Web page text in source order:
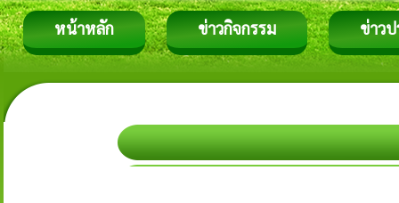
หน้าหลัก ข่าวกิจกรรม ข่าว